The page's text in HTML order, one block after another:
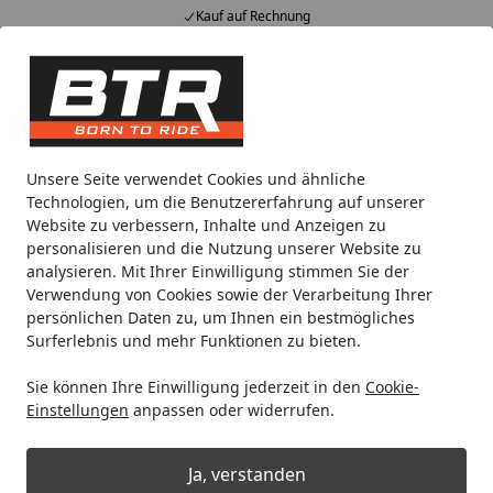
Unsere Seite verwendet Cookies und ähnliche
Technologien, um die Benutzererfahrung auf unserer
Website zu verbessern, Inhalte und Anzeigen zu
personalisieren und die Nutzung unserer Website zu
analysieren. Mit Ihrer Einwilligung stimmen Sie der
Verwendung von Cookies sowie der Verarbeitung Ihrer
persönlichen Daten zu, um Ihnen ein bestmögliches
Surferlebnis und mehr Funktionen zu bieten.
Sie können Ihre Einwilligung jederzeit in den Cookie-
Einstellungen anpassen oder widerrufen.
Ja, verstanden
Kauf auf Rechnung
Alle Produkte
Mein Konto
Suchen
Noch 1 Tag und 23 Stunden
Spare bis zu 35% auf EVOLIFT® Zentralständer
von BTR!
Startseite
Motorradteile & Ersatzteile Bremsen Bremsbeläge
Brembo Bremsbelag Modell 07GR13
mit ABE